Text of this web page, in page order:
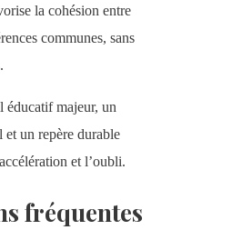
la cohésion entre
communes, sans
éducatif majeur, un
un repère durable
et l’oubli.
fréquentes